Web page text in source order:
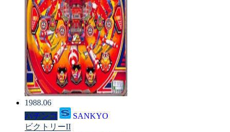
1988.06
パチンコ
SANKYO
ビクトリーII